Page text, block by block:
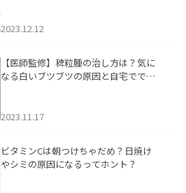
2023.12.12
【医師監修】稗粒腫の治し方は？気に
なる白いブツブツの原因と自宅ででき
2023.11.17
ビタミンCは朝つけちゃだめ？日焼け
やシミの原因になるってホント？